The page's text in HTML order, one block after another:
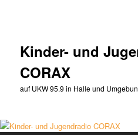
Kinder- und
CORAX
auf UKW 95.9 in Halle und